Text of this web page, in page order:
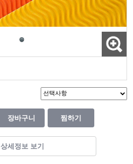
장바구니 찜하기
상세정보 보기